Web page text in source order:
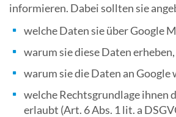
informieren. Dabei sollten sie
welche Daten sie über Google
warum sie diese Daten erheben,
warum sie die Daten an Google
welche Rechtsgrundlage ihnen
erlaubt (Art. 6 Abs. 1 lit. a